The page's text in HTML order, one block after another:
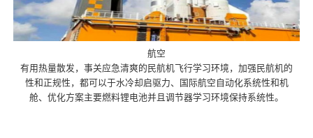
航空
有用热量散发，事关应急清爽的民航机飞行学习环境，加强民航机的
性和正规性，都可以于水冷却启驱力、国际航空自动化系统性和机
舱、优化方案主要燃料锂电池并且调节器学习环境保持系统性。